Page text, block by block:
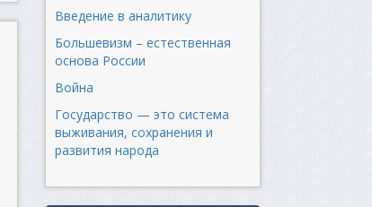
Введение в аналитику
Большевизм – естественная
основа России
Война
Государство — это система
выживания, сохранения и
развития народа